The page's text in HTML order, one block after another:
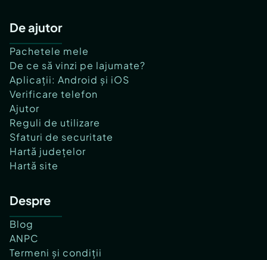
De ajutor
Pachetele mele
De ce să vinzi pe lajumate?
Aplicații: Android și iOS
Verificare telefon
Ajutor
Reguli de utilizare
Sfaturi de securitate
Hartă județelor
Hartă site
Despre
Blog
ANPC
Termeni și condiții